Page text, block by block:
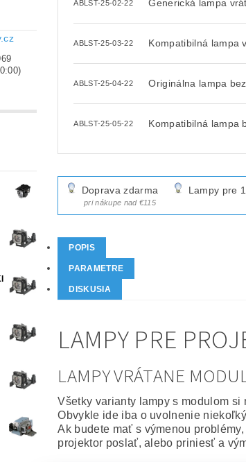
ABLST-25-02-22 Generická lampa
ABLST-25-03-22 Kompatibilná lampa
ABLST-25-04-22 Originálna lampa
ABLST-25-05-22 Kompatibilná lampa
Doprava zdarma
pri nákupe nad €115
Lampy pre
POPIS
PARAMETRE
DISKUSIA
LAMPY PRE
LAMPY VRÁTANE
Všetky varianty lampy s modulom si
Obvykle ide iba o uvolnenie
Ak budete mať s výmenou
projektor poslať, alebo priniesť a